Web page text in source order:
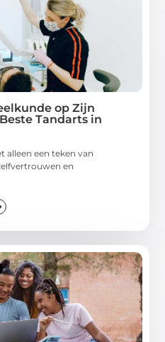
op Zijn
Tandarts in
alleen een teken van
en